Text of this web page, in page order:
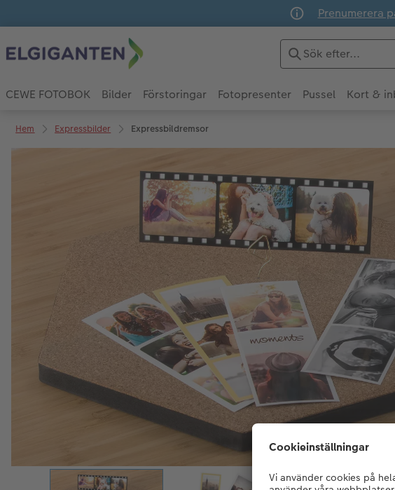
Prenumerera
CEWE FOTOBOK Bilder Förstoringar Fotopresenter Pussel Kort &
Hem Expressbilder Expressbildremsor